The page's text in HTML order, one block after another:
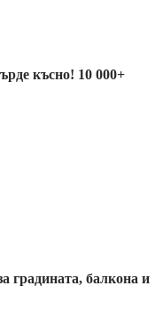
късно! 10 000+
градината, балкона и